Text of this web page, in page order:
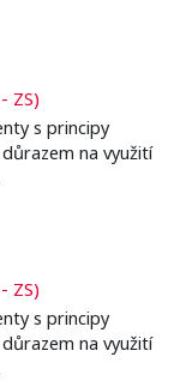
ZS)
s principy
na využití
ZS)
s principy
na využití